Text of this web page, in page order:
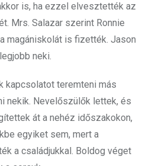
is, ha ezzel elvesztették az
Mrs. Salazar szerint Ronnie
magániskolát is fizették. Jason
neki.
kapcsolatot teremteni más
nekik. Nevelőszülők lettek, és
át a nehéz időszakokon,
egyiket sem, mert a
a családjukkal. Boldog véget